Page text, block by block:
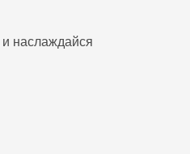
и наслаждайся